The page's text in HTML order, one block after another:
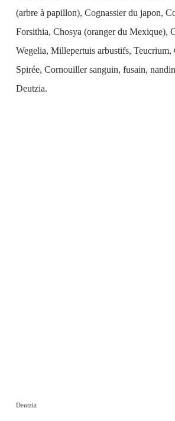
(arbre à papillon), Cognassier du japon,
Forsithia, Chosya (oranger du Mexique),
Wegelia, Millepertuis arbustifs, Teucrium,
Spirée, Cornouiller sanguin, fusain,
Deutzia.
Deutzia